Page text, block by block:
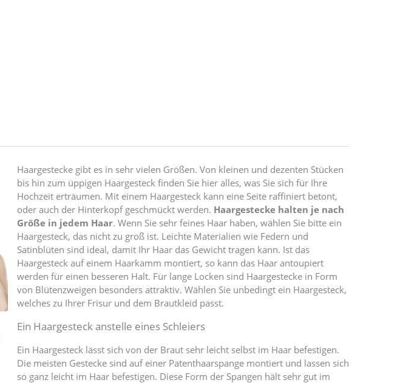
Haargestecke gibt es in sehr vielen Größen. Von kleinen und dezenten Stücken
bis hin zum üppigen Haargesteck finden Sie hier alles, was Sie sich für Ihre
Hochzeit erträumen. Mit einem Haargesteck kann eine Seite raffiniert betont,
oder auch der Hinterkopf geschmückt werden. Haargestecke halten je nach
Größe in jedem Haar. Wenn Sie sehr feines Haar haben, wählen Sie bitte ein
Haargesteck, das nicht zu groß ist. Leichte Materialien wie Federn und
Satinblüten sind ideal, damit Ihr Haar das Gewicht tragen kann. Ist das
Haargesteck auf einem Haarkamm montiert, so kann das Haar antoupiert
werden für einen besseren Halt. Für lange Locken sind Haargestecke in Form
von Blütenzweigen besonders attraktiv. Wählen Sie unbedingt ein Haargesteck,
welches zu Ihrer Frisur und dem Brautkleid passt.
Ein Haargesteck anstelle eines Schleiers
Ein Haargesteck lässt sich von der Braut sehr leicht selbst im Haar befestigen.
Die meisten Gestecke sind auf einer Patenthaarspange montiert und lassen sich
so ganz leicht im Haar befestigen. Diese Form der Spangen hält sehr gut im